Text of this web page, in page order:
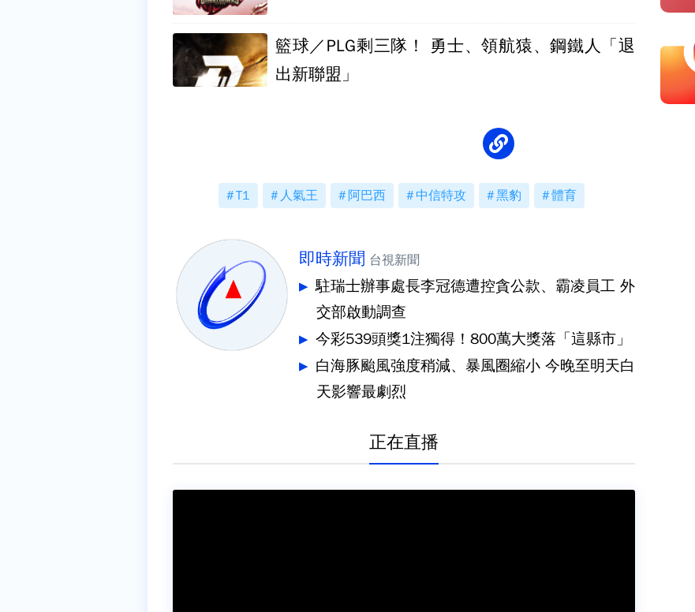
籃球／PLG剩三隊！ 勇士、領航猿、鋼鐵人「退
出新聯盟」
T1 人氣王 阿巴西 中信特攻 黑豹 體育
即時新聞 台視新聞
駐瑞士辦事處長李冠德遭控貪公款、霸凌員工 外
交部啟動調查
今彩539頭獎1注獨得！800萬大獎落「這縣市」
白海豚颱風強度稍減、暴風圈縮小 今晚至明天白
天影響最劇烈
正在直播